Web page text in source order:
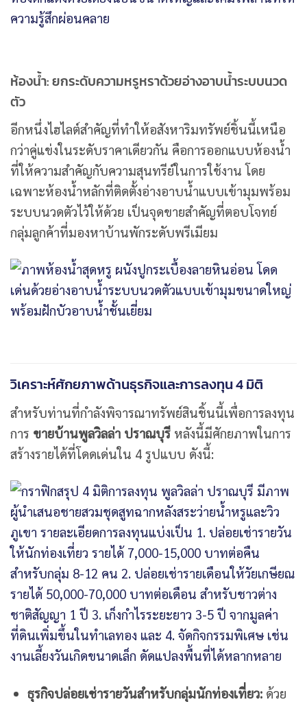
ห้องน้ำ: ยกระดับความหรูหราด้วยอ่างอาบน้ำระบบนวด
ตัว
อีกหนึ่งไฮไลต์สำคัญที่ทำให้อสังหาริมทรัพย์ชิ้นนี้เหนือ
กว่าคู่แข่งในระดับราคาเดียวกัน คือการออกแบบห้องน้ำ
ที่ให้ความสำคัญกับความสุนทรีย์ในการใช้งาน โดย
เฉพาะห้องน้ำหลักที่ติดตั้งอ่างอาบน้ำแบบเข้ามุมพร้อม
ระบบนวดตัวไว้ให้ด้วย เป็นจุดขายสำคัญที่ตอบโจทย์
กลุ่มลูกค้าที่มองหาบ้านพักระดับพรีเมียม
วิเคราะห์ศักยภาพด้านธุรกิจและการลงทุน 4 มิติ
สำหรับท่านที่กำลังพิจารณาทรัพย์สินชิ้นนี้เพื่อการลงทุน
การ ขายบ้านพูลวิลล่า ปราณบุรี หลังนี้มีศักยภาพในการ
สร้างรายได้ที่โดดเด่นใน 4 รูปแบบ ดังนี้:
ธุรกิจปล่อยเช่ารายวันสำหรับกลุ่มนักท่องเที่ยว:ด้วย